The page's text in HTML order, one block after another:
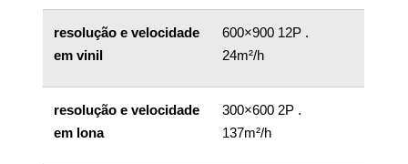
resolução e velocidade
em vinil
600×900 12P .
24m²/h
resolução e velocidade
em lona
300×600 2P .
137m²/h